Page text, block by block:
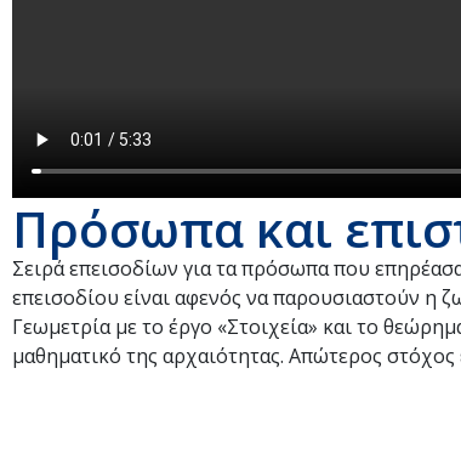
Πρόσωπα και
Σειρά επεισοδίων για τα πρόσωπα που
επεισοδίου είναι αφενός να παρουσιαστούν η
Γεωμετρία με το έργο «Στοιχεία» και το
μαθηματικό της αρχαιότητας. Απώτερος